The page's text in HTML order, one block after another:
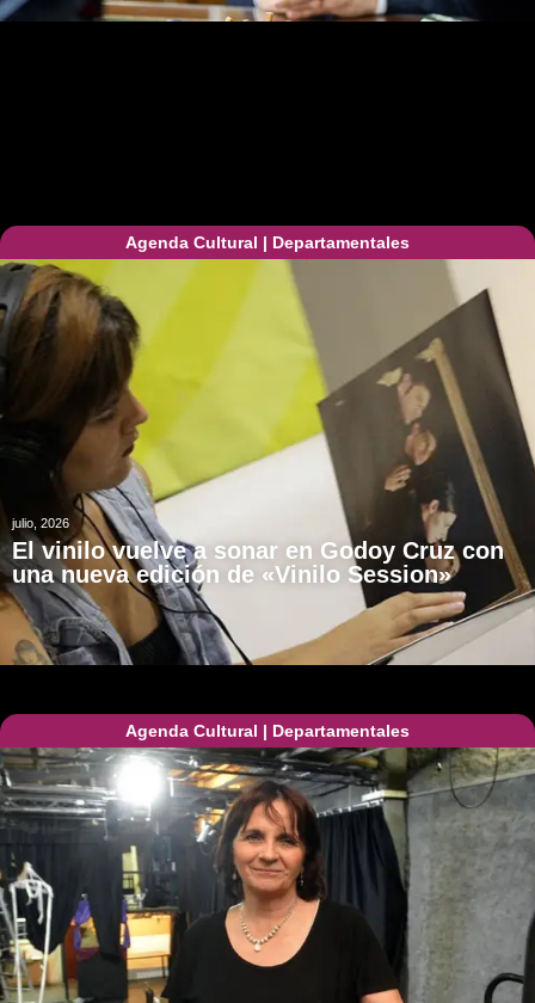
Agenda Cultural | Departamentales
julio, 2026
El vinilo vuelve a sonar en Godoy Cruz con
una nueva edición de «Vinilo Session»
Agenda Cultural | Departamentales